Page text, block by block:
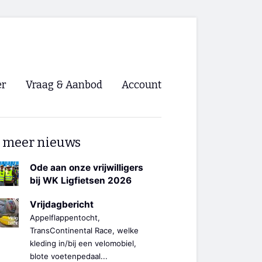
NVHPV
🡺
Vraag & Aanbod Account
meer nieuws
Ode aan onze vrijwilligers
bij WK Ligfietsen 2026
Vrijdagbericht
Appelflappentocht,
TransContinental Race, welke
kleding in/bij een velomobiel,
blote voetenpedaal...